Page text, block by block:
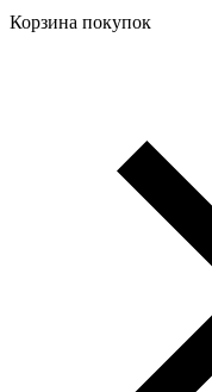
Корзина покупок